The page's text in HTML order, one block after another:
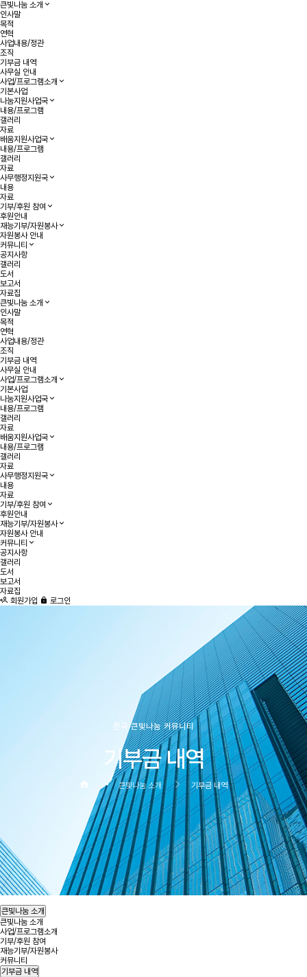
큰빛나눔 소개
인사말
목적
연혁
사업내용/정관
조직
기부금 내역
사무실 안내
사업/프로그램소개
기본사업
나눔지원사업국
내용/프로그램
갤러리
자료
배움지원사업국
내용/프로그램
갤러리
자료
사무행정지원국
내용
자료
기부/후원 참여
후원안내
재능기부/자원봉사
자원봉사 안내
커뮤니티
공지사항
갤러리
도서
보고서
자료집
큰빛나눔 소개
인사말
목적
연혁
사업내용/정관
조직
기부금 내역
사무실 안내
사업/프로그램소개
기본사업
나눔지원사업국
내용/프로그램
갤러리
자료
배움지원사업국
내용/프로그램
갤러리
자료
사무행정지원국
내용
자료
기부/후원 참여
후원안내
재능기부/자원봉사
자원봉사 안내
커뮤니티
공지사항
갤러리
도서
보고서
자료집
회원가입
로그인
한국 큰빛나눔 커뮤니티
기부금 내역
큰빛나눔 소개 기부금 내역
큰빛나눔 소개
큰빛나눔 소개
사업/프로그램소개
기부/후원 참여
재능기부/자원봉사
커뮤니티
기부금 내역